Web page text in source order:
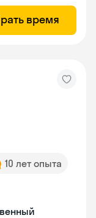
время
10 лет опыта